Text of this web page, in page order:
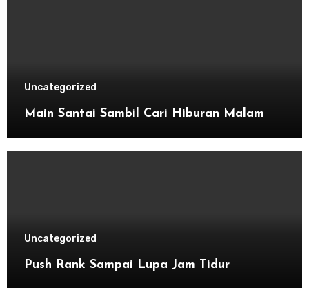
Uncategorized
Main Santai Sambil Cari Hiburan Malam
Uncategorized
Push Rank Sampai Lupa Jam Tidur